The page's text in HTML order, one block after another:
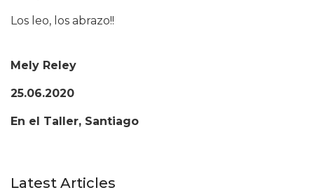
Los leo, los abrazo!!
Mely Reley
25.06.2020
En el Taller, Santiago
Latest Articles